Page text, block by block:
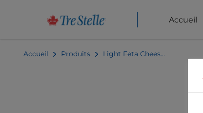
Accueil
Accueil Produits Light Feta Cheese 375g